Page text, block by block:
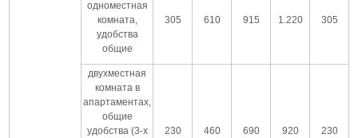
одноместная
комната,
удобства
общие
305 610 915 1.220 305
двухместная
комната в
апартаментах,
общие
удобства (3-х
230 460 690 920 230